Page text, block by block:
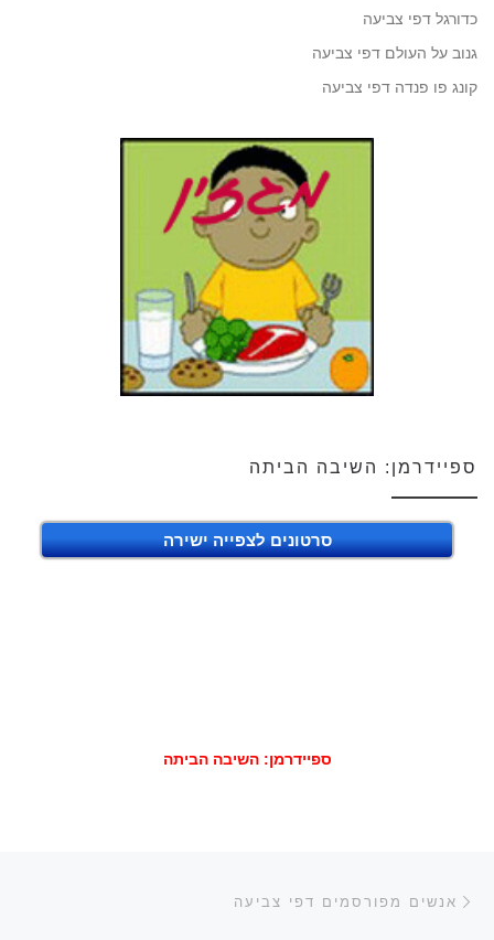
כדורגל דפי צביעה
גנוב על העולם דפי צביעה
קונג פו פנדה דפי צביעה
ספיידרמן: השיבה הביתה
סרטונים לצפייה ישירה
ספיידרמן: השיבה הביתה
ניווט בפוסטים
אנשים מפורסמים דפי צביעה